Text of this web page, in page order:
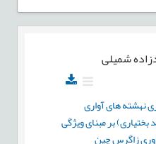
شمیلی
نهشته های آواری
بر مبنای ویژگی
زاگرس چین